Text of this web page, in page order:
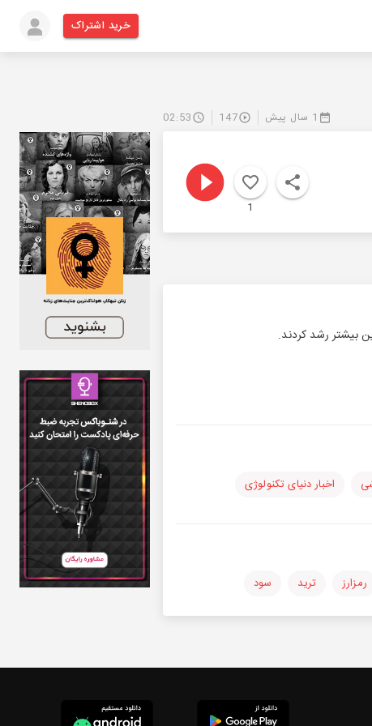
خرید اشتراک
1 سال پیش 147
02:53
1
بیشتر رشد کردند.
اخبار دنیای تکنولوژی
رمزارز ترید سود